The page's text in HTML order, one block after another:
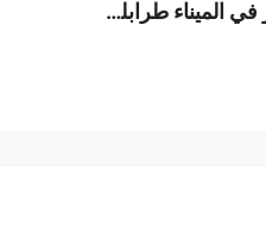
R9-3801غست هاوس للإيجار في الميناء طرابلس – 75 م²، مفروش